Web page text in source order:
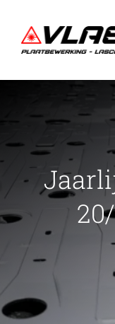
naar
inhoud
Plaatbewerking
Lasconstructie
Poederlakken
Projecten